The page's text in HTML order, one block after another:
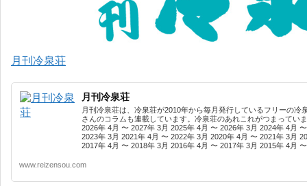
月刊冷泉荘
月刊冷泉荘
月刊冷泉荘は、冷泉荘が2010年から毎月発行しているフリーの
さんのコラムも連載しています。冷泉荘のあれこれがつまってい
2026年 4月 〜 2027年 3月 2025年 4月 〜 2026年 3月 2024年 4月
2023年 3月 2021年 4月 〜 2022年 3月 2020年 4月 〜 2021年 3月
2017年 4月 〜 2018年 3月 2016年 4月 〜 2017年 3月 2015年 4月
www.reizensou.com